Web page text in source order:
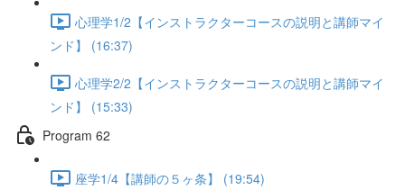
心理学1/2【インストラクターコースの説明と講師マイ
ンド】 (16:37)
心理学2/2【インストラクターコースの説明と講師マイ
ンド】 (15:33)
Program 62
座学1/4【講師の５ヶ条】 (19:54)